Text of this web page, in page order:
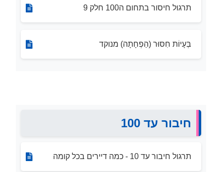
תרגול חיסור בתחום ה100 חלק 9
בְּעָיוֹת חִסּוּר (הַפְחָתָה) מנוקד
חיבור עד 100
תרגול חיבור עד 10 - כמה דיירים בכל קומה